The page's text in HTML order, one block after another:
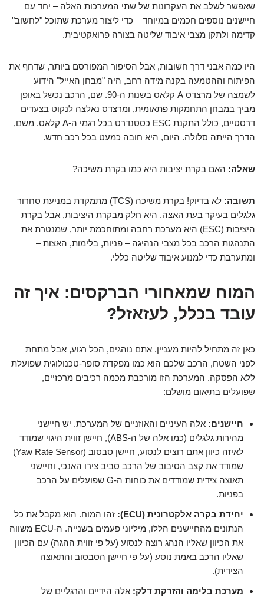
שאפשר לשלב את העקרונות של שתי המערכות האלה – יחד עם
חיישנים נוספים חכמים במיוחד – כדי ליצור מערכת שתוכל "לחשוב"
קדימה ולתקן מצבי איבוד שליטה בצורה פרואקטיבית.
היו כמה אבני דרך חשובות, אבל הסיפור המפורסם ביותר, שדחף את
הפיתוח וההטמעה בקנה מידה רחב, היה "מבחן האייל" הידוע
לשמצה של מרצדס A קלאס בשנות ה-90. שם, הרכב נכשל באופן
מביך במבחן התחמקות פתאומית, ומרצדס נאלצה לנקוט בצעדים
דרסטיים, כולל התקנת ESC כסטנדרט בכל דגמי ה-A קלאס. משם,
הדרך הייתה סלולה. היום, היא חובה כמעט בכל רכב חדש.
שאלה: האם בקרת יציבות היא כמו בקרת משיכה?
תשובה:
לא בדיוק! בקרת משיכה (TCS) מתמקדת במניעת סחרור
גלגלים בעיקר בעת האצה. היא חלק מבקרת היציבות, אבל בקרת
היציבות (ESC) היא מערכת רחבה ומתוחכמת יותר, שמנטרת את
התנהגות הרכב בכל מצבי הנהיגה – פניות, בלימות, האצות –
ומתערבת כדי למנוע איבוד שליטה כללי.
המוח שמאחורי הברקסים: איך זה
עובד בכלל, לעזאזל?
כאן זה מתחיל להיות מעניין. אתם נוהגים, הכל רגוע, אבל מתחת
לפני השטח, הרכב שלכם הוא כמו מפקדת סופר-טכנולוגית שפועלת
ללא הפסקה. המערכת הזו מורכבת מכמה רכיבים מרכזיים,
שפועלים בתיאום מושלם:
חיישנים: אלה העיניים והאוזניים של המערכת. יש חיישני
מהירות גלגלים (כמו אלה של ה-ABS), חיישן זווית היגוי שמודד
לאיזה כיוון אתם רוצים לנסוע, חיישן סבסוב (Yaw Rate Sensor)
שמודד את קצב הסיבוב של הרכב סביב צירו האנכי, וחיישני
תאוצה צידית שמודדים את כוחות ה-G שפועלים על הרכב
בפניות.
יחידת בקרה אלקטרונית (ECU):
זהו המוח. הוא מקבל את כל
הנתונים מהחיישנים הללו, מיליוני פעמים בשנייה. ה-ECU משווה
את הכיוון שאליו הנהג רוצה לנסוע (על פי זווית ההגה) עם הכיוון
שאליו הרכב באמת נוסע (על פי חיישן הסבסוב והתאוצה
הצידית).
מערכת בלימה והזרקת דלק: אלה הידיים והרגליים של